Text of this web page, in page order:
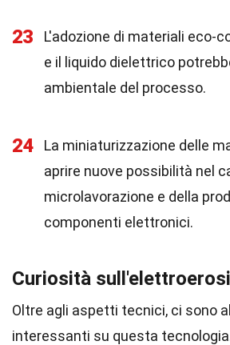
23
L'adozione di materiali eco-
e il liquido dielettrico
ambientale del processo.
24
La miniaturizzazione delle
aprire nuove possibilità nel
microlavorazione e della
componenti elettronici.
Curiosità
Oltre agli aspetti tecnici, ci sono
interessanti su questa